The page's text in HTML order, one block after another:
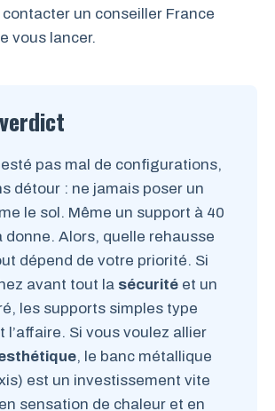
un conseiller France
vous lancer.
pas mal de configurations,
détour : ne jamais poser un
le sol. Même un support à 40
donne. Alors, quelle rehausse
dépend de votre priorité. Si
avant tout la sécurité et un
les supports simples type
l’affaire. Si vous voulez allier
, le banc métallique
est un investissement vite
sensation de chaleur et en